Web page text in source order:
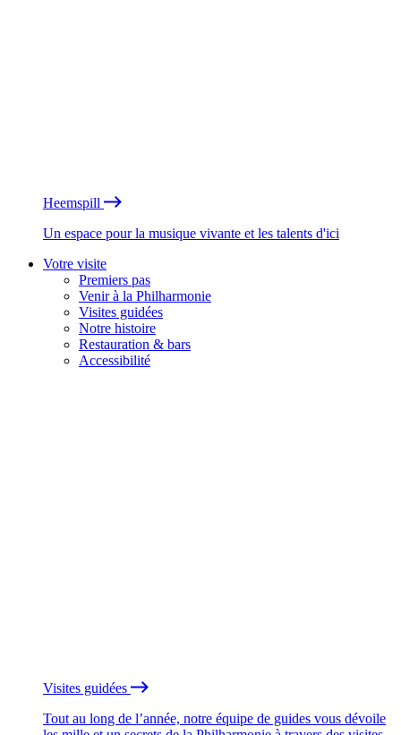
Heemspill
Un espace pour la musique vivante et les talents d'ici
Votre visite
Premiers pas
Venir à la Philharmonie
Visites guidées
Notre histoire
Restauration & bars
Accessibilité
Visites guidées
Tout au long de l’année, notre équipe de guides vous dévoile